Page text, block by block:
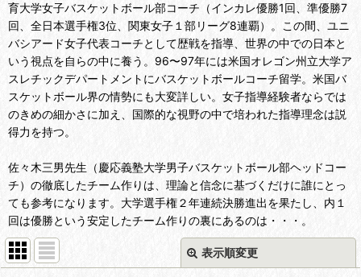
育大学女子バスケットボール部コーチ（インカレ優勝1回、準優勝7
回、全日本選手権3位、関東女子１部リーグ8連覇）。この間、ユニ
バシアード女子代表コーチとして歴戦を指導、世界の中での日本と
いう視点を自らの中に養う。96〜97年には米国オレゴン州立大学ア
スレチックデパートメントにバスケットボールコーチ留学。米国バ
スケットボール界の情勢にも大変詳しい。女子指導経験者ならでは
のきめの細かさに加え、国際的な視野の中で培われた指導理念は説
得力を持つ。
佐々木三男先生（慶応義塾大学男子バスケットボール部ヘッドコー
チ）の徹底したチーム作りは、理論と信念に基づくだけに誰にとっ
ても参考になります。大学選手権２年連続決勝進出を果たし、内１
回は優勝という安定したチーム作りの裏にあるのは・・・。
表示順変更